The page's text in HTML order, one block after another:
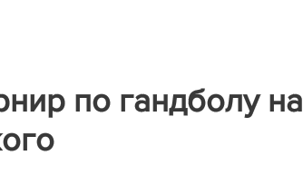
по гандболу на